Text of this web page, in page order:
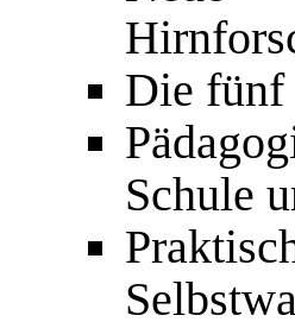
Die fünf
Schule